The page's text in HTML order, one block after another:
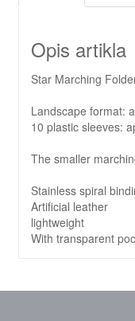
Opis artikla
Star Marching
Landscape format:
10 plastic sleeves:
The smaller
Stainless spiral
Artificial leather
lightweight
With transparent